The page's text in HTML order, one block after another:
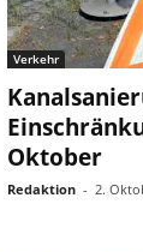
Verkehr
Oktober
Redaktion - 2.